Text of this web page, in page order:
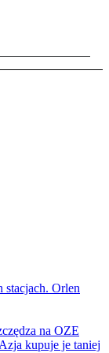
stacjach. Orlen
na OZE
kupuje je taniej